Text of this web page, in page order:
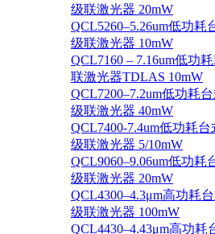
级联激光器 20mW
QCL5260–5.26um低功
级联激光器 10mW
QCL7160 – 7.16um低功
联激光器TDLAS 10mW
QCL7200–7.2um低功耗
级联激光器 40mW
QCL7400-7.4um低功耗
级联激光器 5/10mW
QCL9060–9.06um低功
级联激光器 20mW
QCL4300–4.3μm高功耗
级联激光器 100mW
QCL4430–4.43μm高功